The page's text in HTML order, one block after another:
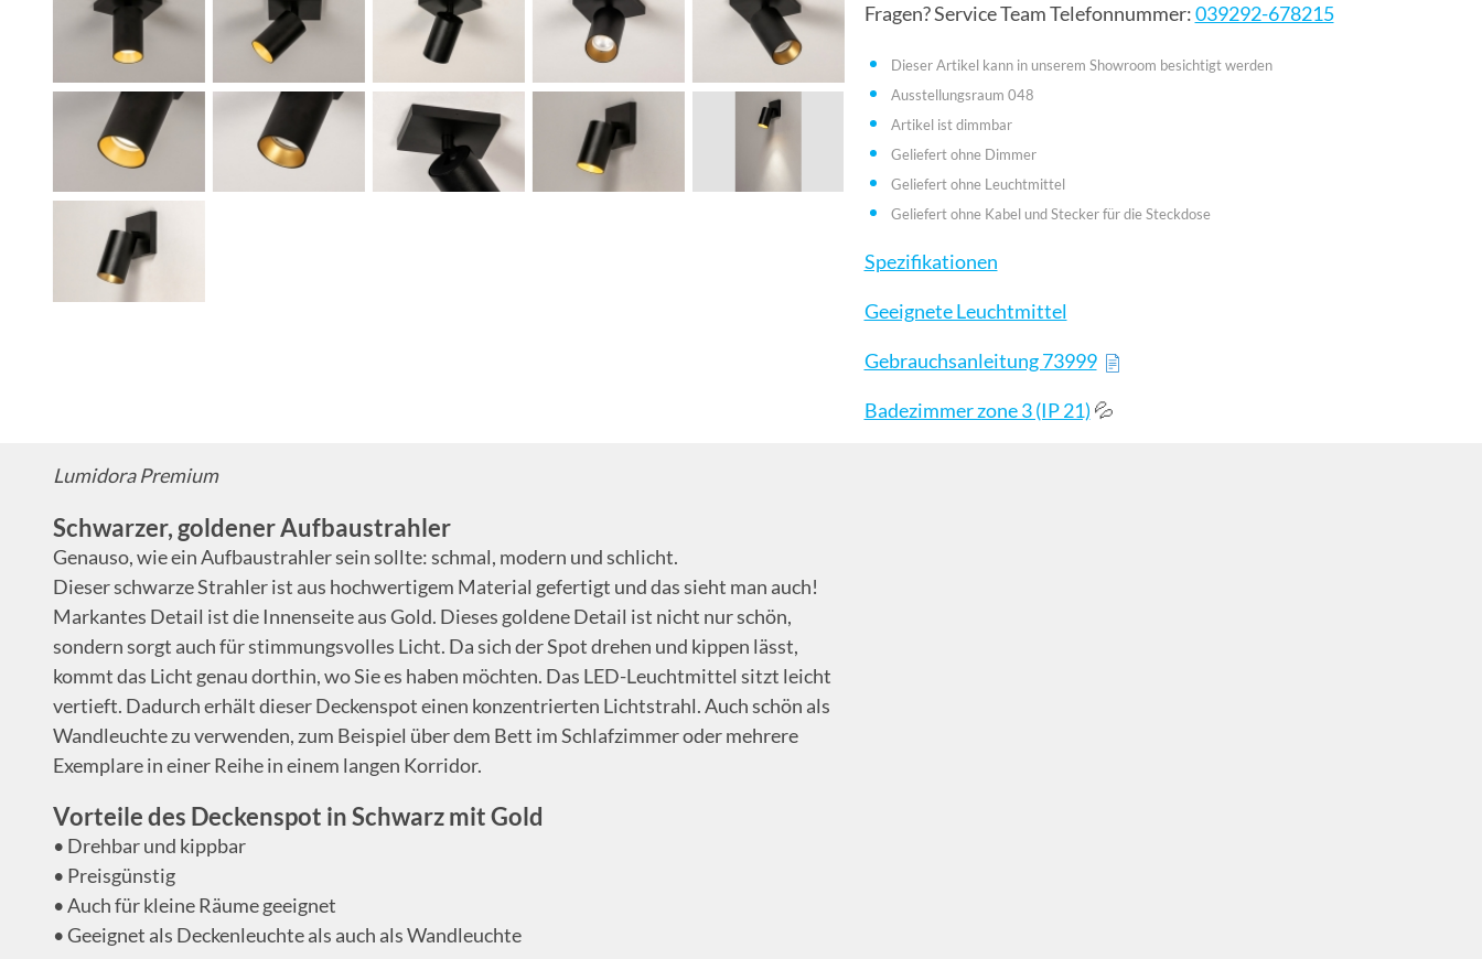
Fragen? Service Team Telefonnummer:039292-678215
Dieser Artikel kann in unserem Showroom besichtigt werden
Ausstellungsraum 048
Artikel ist dimmbar
Geliefert ohne Dimmer
Geliefert ohne Leuchtmittel
Geliefert ohne Kabel und Stecker für die Steckdose
Spezifikationen
Geeignete Leuchtmittel
Gebrauchsanleitung 73999
Badezimmer zone 3 (IP 21) 💦
Lumidora Premium
Schwarzer, goldener Aufbaustrahler
Genauso, wie ein Aufbaustrahler sein sollte: schmal, modern und schlicht.
Dieser schwarze Strahler ist aus hochwertigem Material gefertigt und das sieht man auch!
Markantes Detail ist die Innenseite aus Gold. Dieses goldene Detail ist nicht nur schön,
sondern sorgt auch für stimmungsvolles Licht. Da sich der Spot drehen und kippen lässt,
kommt das Licht genau dorthin, wo Sie es haben möchten. Das LED-Leuchtmittel sitzt leicht
vertieft. Dadurch erhält dieser Deckenspot einen konzentrierten Lichtstrahl. Auch schön als
Wandleuchte zu verwenden, zum Beispiel über dem Bett im Schlafzimmer oder mehrere
Exemplare in einer Reihe in einem langen Korridor.
Vorteile des Deckenspot in Schwarz mit Gold
• Drehbar und kippbar
• Preisgünstig
• Auch für kleine Räume geeignet
• Geeignet als Deckenleuchte als auch als Wandleuchte